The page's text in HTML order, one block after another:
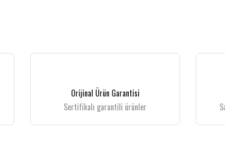
Orijinal Ürün Garantisi
Sertifikalı garantili ürünler